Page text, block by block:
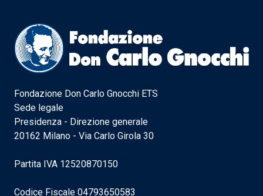
Fondazione Don Carlo Gnocchi ETS
Sede legale
Presidenza - Direzione generale
20162 Milano - Via Carlo Girola 30
Partita IVA 12520870150
Codice Fiscale 04793650583